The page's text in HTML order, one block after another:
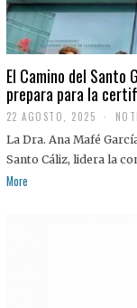
El Camino del Santo
prepara para la
22 AGOSTO, 2025
2
A
G
La Dra. Ana Mafé
Santo Cáliz, lidera la
More